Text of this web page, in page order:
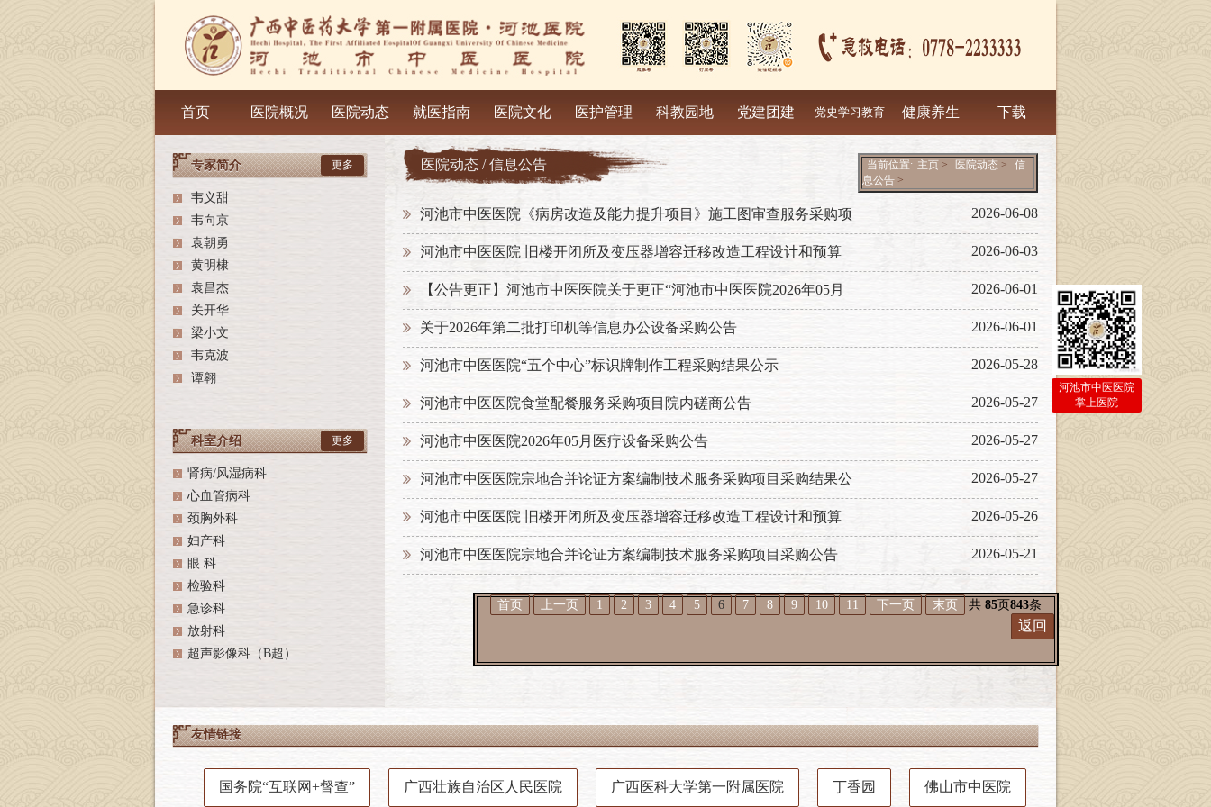
河池市中医医院
掌上医院
首页 医院概况 医院动态 就医指南 医院文化 医护管理 科教园地 党建团建 党史学习教育 健康养生 下载
专家简介 更多
韦义甜
韦向京
袁朝勇
黄明棣
袁昌杰
关开华
梁小文
韦克波
谭翱
科室介绍 更多
肾病/风湿病科
心血管病科
颈胸外科
妇产科
眼 科
检验科
急诊科
放射科
超声影像科（B超）
医院动态 / 信息公告 当前位置: 主页 > 医院动态 >
信
息公告 >
河池市中医医院《病房改造及能力提升项目》施工图审查服务采购项 2026-06-08
河池市中医医院 旧楼开闭所及变压器增容迁移改造工程设计和预算 2026-06-03
【公告更正】河池市中医医院关于更正“河池市中医医院2026年05月 2026-06-01
关于2026年第二批打印机等信息办公设备采购公告 2026-06-01
河池市中医医院“五个中心”标识牌制作工程采购结果公示 2026-05-28
河池市中医医院食堂配餐服务采购项目院内磋商公告 2026-05-27
河池市中医医院2026年05月医疗设备采购公告 2026-05-27
河池市中医医院宗地合并论证方案编制技术服务采购项目采购结果公 2026-05-27
河池市中医医院 旧楼开闭所及变压器增容迁移改造工程设计和预算 2026-05-26
河池市中医医院宗地合并论证方案编制技术服务采购项目采购公告 2026-05-21
首页 上一页 1 2 3 4 5 6 7 8 9 10 11 下一页 末页 共 85页843条
返回
友情链接
国务院“互联网+督查” 广西壮族自治区人民医院 广西医科大学第一附属医院 丁香园 佛山市中医院